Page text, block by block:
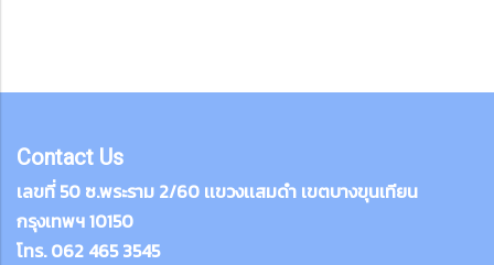
Contact Us
เลขที่ 50 ซ.พระราม 2/60 เเขวงเเสมดำ เขตบางขุนเทียน
กรุงเทพฯ 10150
โทร. 062 465 3545